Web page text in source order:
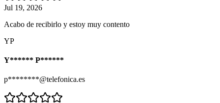
Jul 19, 2026
Acabo de recibirlo y estoy muy contento
YP
Y****** P******
p********@telefonica.es